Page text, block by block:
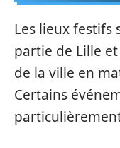
Les lieux festifs
partie de Lille
de la ville en
Certains